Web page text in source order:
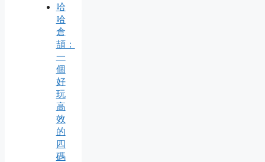
哈
哈
倉
頡：
一
個
好
玩
高
效
的
四
碼